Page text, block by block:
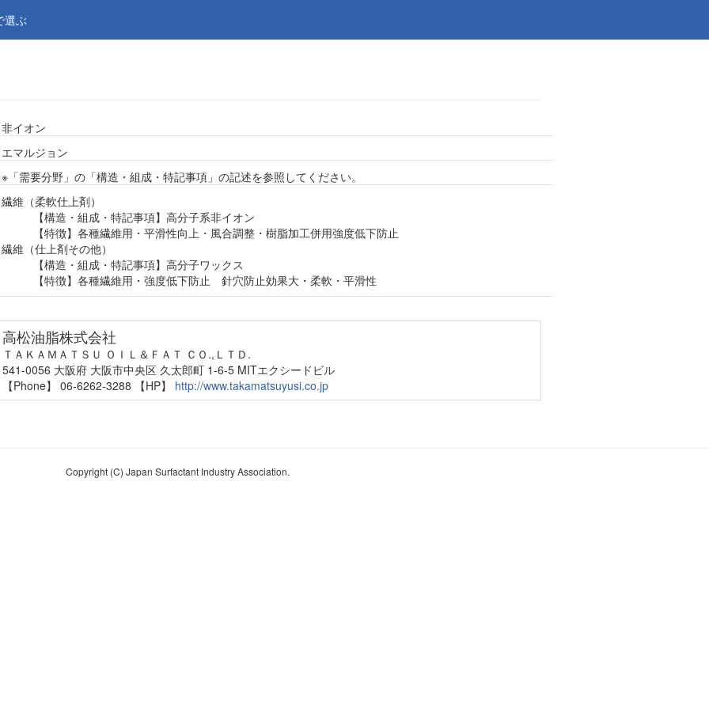
選ぶ
非イオン
エマルジョン
※「需要分野」の「構造・組成・特記事項」の記述を参照してください。
繊維（柔軟仕上剤）
【構造・組成・特記事項】高分子系非イオン
【特徴】各種繊維用・平滑性向上・風合調整・樹脂加工併用強度低下防止
繊維（仕上剤その他）
【構造・組成・特記事項】高分子ワックス
【特徴】各種繊維用・強度低下防止 針穴防止効果大・柔軟・平滑性
高松油脂株式会社
ＴＡＫＡＭＡＴＳＵ ＯＩＬ＆ＦＡＴ ＣＯ.,ＬＴＤ.
541-0056 大阪府 大阪市中央区 久太郎町 1-6-5 MITエクシードビル
【Phone】 06-6262-3288
【HP】 http://www.takamatsuyusi.co.jp
Copyright (C) Japan Surfactant Industry Association.